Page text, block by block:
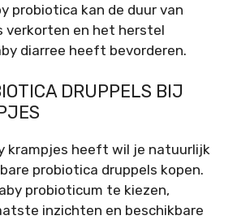
probiotica kan de duur van
en het herstel
diarree heeft bevorderen.
DRUPPELS BIJ
krampjes heeft wil je natuurlijk
probiotica druppels kopen.
probioticum te kiezen,
inzichten en beschikbare